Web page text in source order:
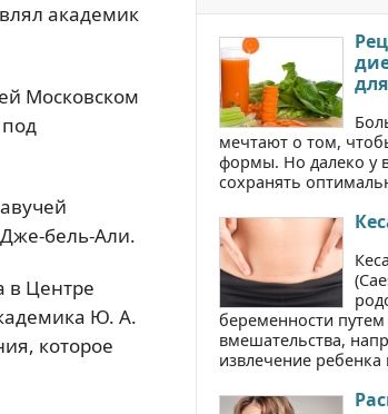
академик
Московском
бель-Али.
в Центре
Ю. А.
которое
мечтают о том,
формы. Но далеко у
сохранять
беременности путем
вмешательства,
извлечение ребенка